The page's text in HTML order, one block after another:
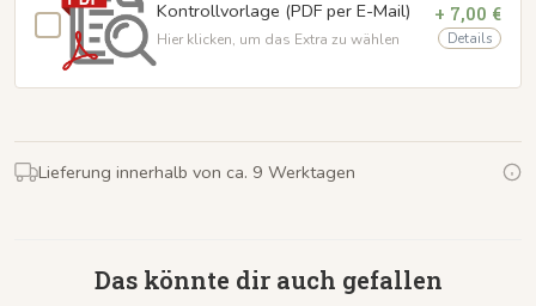
Kontrollvorlage (PDF per E-Mail)
Hier klicken, um das Extra zu wählen
+ 7,00 €
Details
Lieferung innerhalb von ca. 9 Werktagen
Das könnte dir auch gefallen